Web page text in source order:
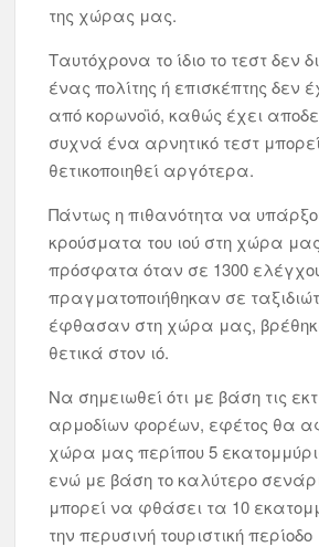
της χώρας μας.
Ταυτόχρονα το ίδιο το τεστ δεν
ένας πολίτης ή επισκέπτης δεν
από κορωνοϊό, καθώς έχει
συχνά ένα αρνητικό τεστ
θετικοποιηθεί αργότερα.
Πάντως η πιθανότητα να
κρούσματα του ιού στη χώρα
πρόσφατα όταν σε 1300
πραγματοποιήθηκαν σε
έφθασαν στη χώρα μας,
θετικά στον ιό.
Να σημειωθεί ότι με βάση τις
αρμοδίων φορέων, εφέτος θα
χώρα μας περίπου 5
ενώ με βάση το καλύτερο
μπορεί να φθάσει τα 10
την περυσινή τουριστική περίοδο